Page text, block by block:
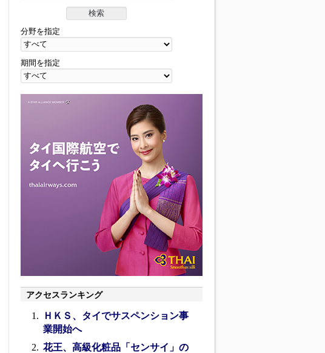
分野を指定
期間を指定
アクセスランキング
ＨＫＳ、タイでサスペンション事
業開始へ
花王、高級化粧品「センサイ」の